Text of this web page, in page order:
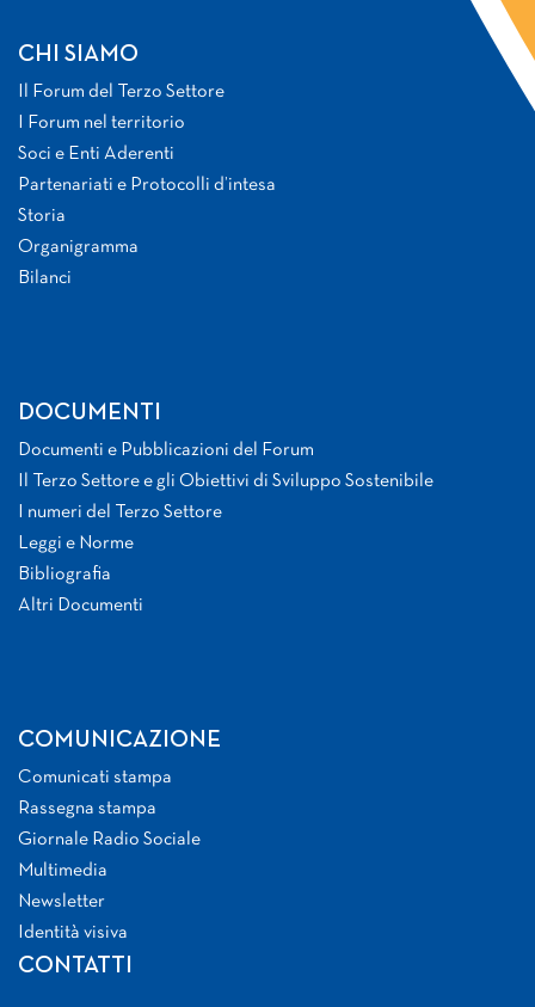
CHI SIAMO
Il Forum del Terzo Settore
I Forum nel territorio
Soci e Enti Aderenti
Partenariati e Protocolli d’intesa
Storia
Organigramma
Bilanci
DOCUMENTI
Documenti e Pubblicazioni del Forum
Il Terzo Settore e gli Obiettivi di Sviluppo Sostenibile
I numeri del Terzo Settore
Leggi e Norme
Bibliografia
Altri Documenti
COMUNICAZIONE
Comunicati stampa
Rassegna stampa
Giornale Radio Sociale
Multimedia
Newsletter
Identità visiva
CONTATTI